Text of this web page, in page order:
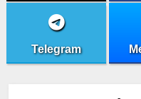
Telegram